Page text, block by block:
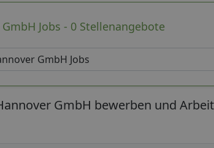
Jobs - 0 Stellenangebote
GmbH bewerben und